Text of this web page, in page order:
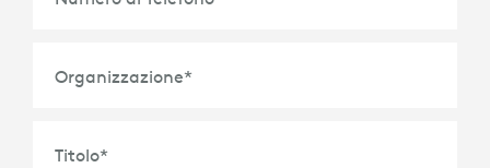
Organizzazione*
Titolo*